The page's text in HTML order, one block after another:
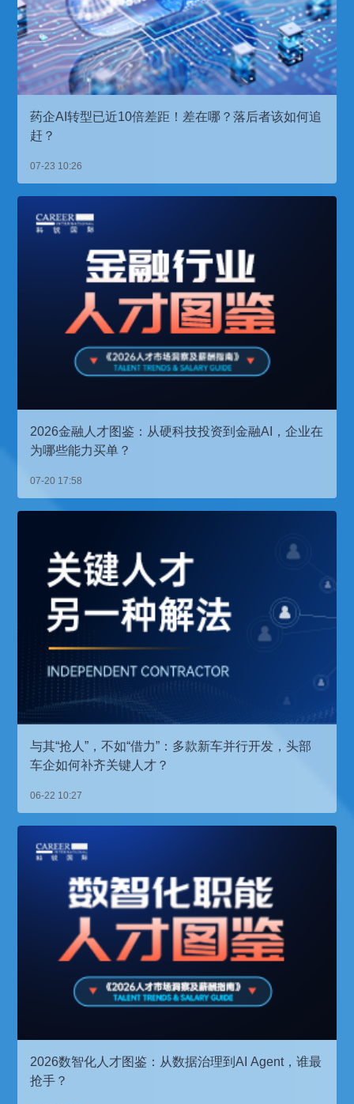
药企AI转型已近10倍差距！差在哪？落后者该如何追
赶？
07-23 10:26
2026金融人才图鉴：从硬科技投资到金融AI，企业在
为哪些能力买单？
07-20 17:58
与其“抢人”，不如“借力”：多款新车并行开发，头部
车企如何补齐关键人才？
06-22 10:27
2026数智化人才图鉴：从数据治理到AI Agent，谁最
抢手？